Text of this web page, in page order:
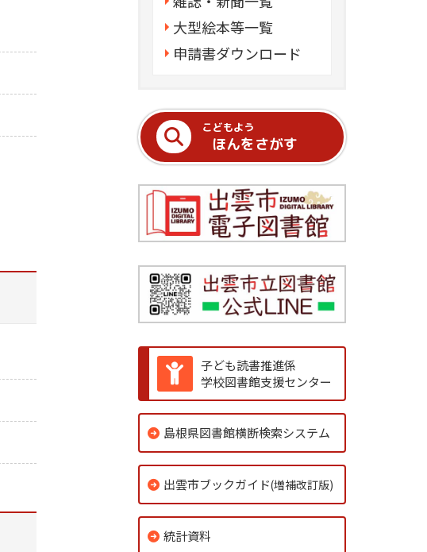
大型絵本等一覧
申請書ダウンロード
こどもよう
ほんをさがす
子ども読書推進係
学校図書館支援センター
島根県図書館横断検索システム
出雲市ブックガイド(増補改訂版)
統計資料